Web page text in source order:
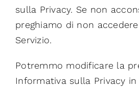
sulla Privacy. Se non
preghiamo di non
Servizio.
Potremmo modificare la
Informativa sulla Privacy in